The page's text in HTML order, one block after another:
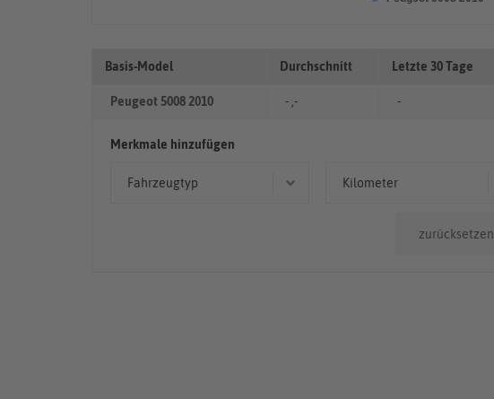
Basis-Model Durchschnitt Letzte 30 Tage
Peugeot 5008 2010 - ,- -
Merkmale hinzufügen
Fahrzeugtyp Kilometer
zurücksetzen